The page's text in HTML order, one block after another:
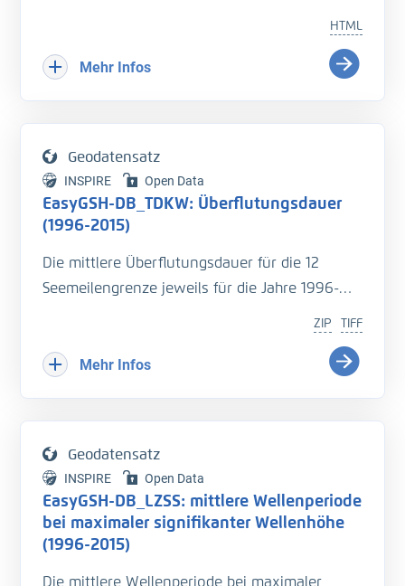
harmonisierten, qualitätsgesicherten Daten zu
Geomorphologie, Sedimentologie und
Webportale und -dienste zu einem
Assistenzsystem verknüpft.
HTML
Mehr Infos
Geodatensatz
INSPIRE Open Data
EasyGSH-DB_TDKW: Überflutungsdauer
(1996-2015)
Die mittlere Überflutungsdauer für die 12
Seemeilengrenze jeweils für die Jahre 1996-
eine Fläche während einer Tide mit Wasser
bedeckt ist.
ndex.php/Tidekennwerte_des_Wasserstandes
Literatur:
- Hagen, R., et.al., (2019),
TIFF
ZIP
Mehr Infos
Geodatensatz
INSPIRE Open Data
EasyGSH-DB_LZSS: mittlere Wellenperiode
bei maximaler signifikanter Wellenhöhe
(1996-2015)
Die mittlere Wellenperiode bei maximaler